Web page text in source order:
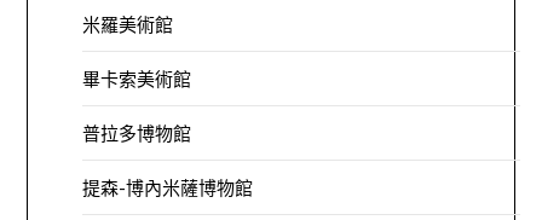
米羅美術館
畢卡索美術館
普拉多博物館
提森-博內米薩博物館